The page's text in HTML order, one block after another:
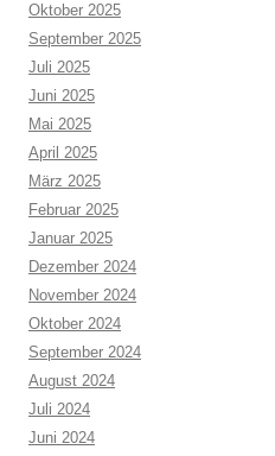
Oktober 2025
September 2025
Juli 2025
Juni 2025
Mai 2025
April 2025
März 2025
Februar 2025
Januar 2025
Dezember 2024
November 2024
Oktober 2024
September 2024
August 2024
Juli 2024
Juni 2024